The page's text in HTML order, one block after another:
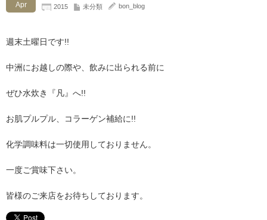
Apr
2015 未分類 bon_blog
週末土曜日です!!
中洲にお越しの際や、飲みに出られる前に
ぜひ水炊き『凡』へ!!
お肌プルプル、コラーゲン補給に!!
化学調味料は一切使用しておりません。
一度ご賞味下さい。
皆様のご来店をお待ちしております。